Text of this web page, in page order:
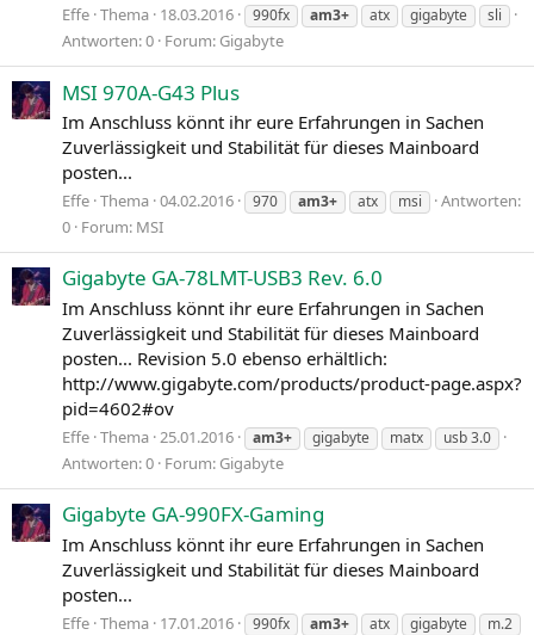
Effe Thema 18.03.2016 990fx am3+ atx gigabyte sli
Antworten: 0 Forum: Gigabyte
MSI 970A-G43 Plus
Im Anschluss könnt ihr eure Erfahrungen in Sachen
Zuverlässigkeit und Stabilität für dieses Mainboard
posten...
Effe Thema 04.02.2016 970 am3+ atx msi
Antworten:
0 Forum: MSI
Gigabyte GA-78LMT-USB3 Rev. 6.0
Im Anschluss könnt ihr eure Erfahrungen in Sachen
Zuverlässigkeit und Stabilität für dieses Mainboard
posten... Revision 5.0 ebenso erhältlich:
http://www.gigabyte.com/products/product-page.aspx?
pid=4602#ov
Effe Thema 25.01.2016 am3+ gigabyte matx usb 3.0
Antworten: 0 Forum: Gigabyte
Gigabyte GA-990FX-Gaming
Im Anschluss könnt ihr eure Erfahrungen in Sachen
Zuverlässigkeit und Stabilität für dieses Mainboard
posten...
Effe Thema 17.01.2016 990fx am3+ atx gigabyte m.2